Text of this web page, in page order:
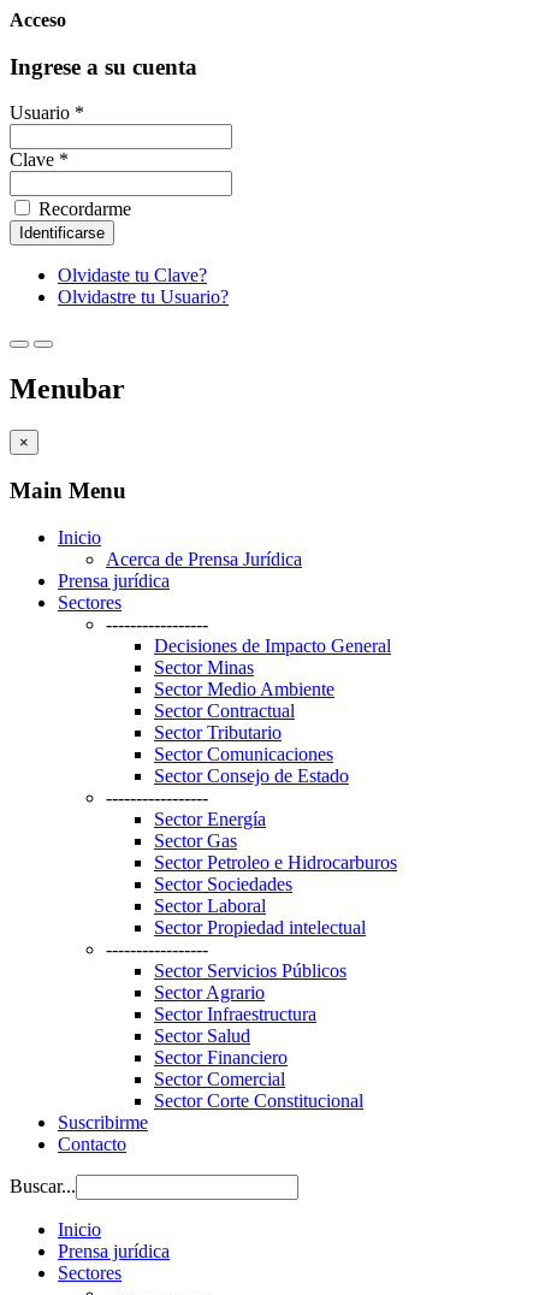
Acceso
Ingrese a su cuenta
Usuario *
Clave *
Recordarme
Olvidaste tu Clave?
Olvidastre tu Usuario?
Menubar
×
Main Menu
Inicio
Acerca de Prensa Jurídica
Prensa jurídica
Sectores
-----------------
Decisiones de Impacto General
Sector Minas
Sector Medio Ambiente
Sector Contractual
Sector Tributario
Sector Comunicaciones
Sector Consejo de Estado
-----------------
Sector Energía
Sector Gas
Sector Petroleo e Hidrocarburos
Sector Sociedades
Sector Laboral
Sector Propiedad intelectual
-----------------
Sector Servicios Públicos
Sector Agrario
Sector Infraestructura
Sector Salud
Sector Financiero
Sector Comercial
Sector Corte Constitucional
Suscribirme
Contacto
Buscar...
Inicio
Prensa jurídica
Sectores